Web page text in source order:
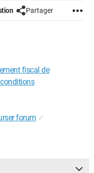
Partager
fiscal de
forum ✓